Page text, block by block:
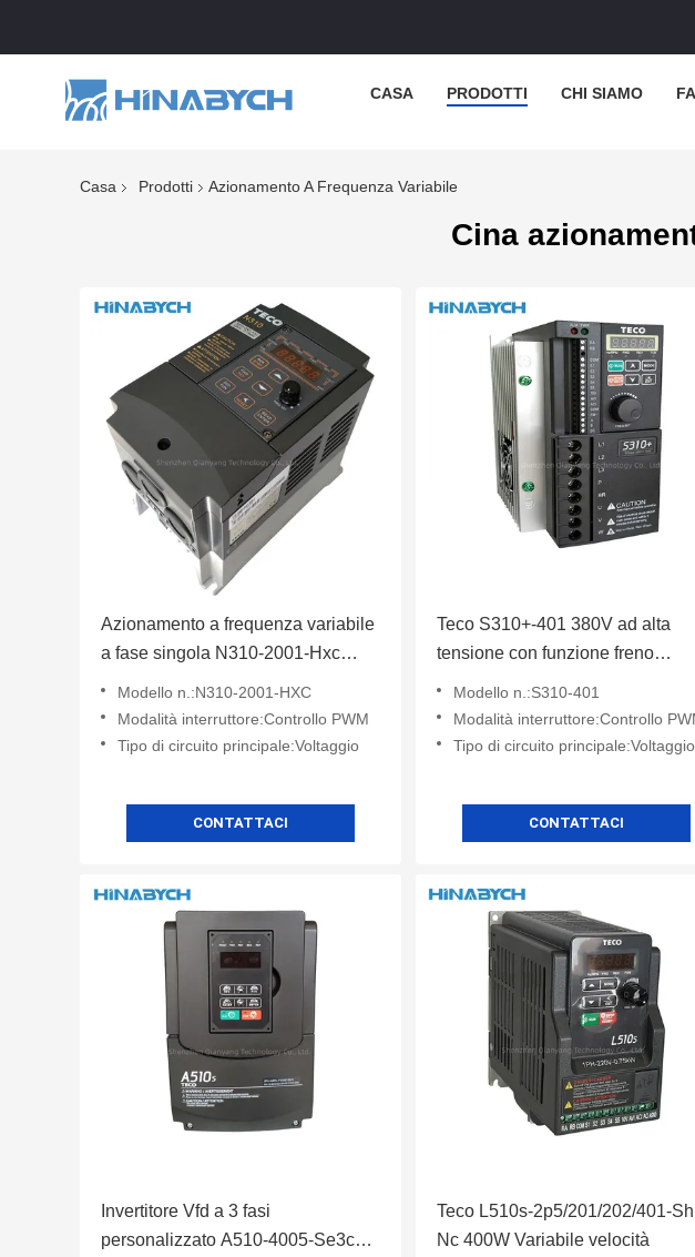
CASA PRODOTTI CHI SIAMO
Casa Prodotti Azionamento A Frequenza Variabile
Cina
Azionamento a frequenza variabile
a fase singola N310-2001-Hxc
Modello n.:N310-2001-HXC
Modalità interruttore:Controllo PWM
Tipo di circuito principale:Voltaggio
CONTATTACI
Teco S310+-401 380V ad alta
tensione con funzione freno
Modello n.:S310-401
Modalità interruttore:Controllo
Tipo di circuito principale:Voltaggio
CONTATTACI
Invertitore Vfd a 3 fasi
personalizzato A510-4005-Se3c
Teco L510s-2p5/201/202/401-
Nc 400W Variabile velocità